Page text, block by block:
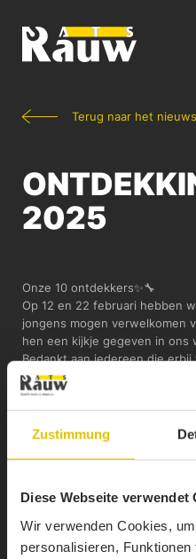
Zustimmung
Diese Webseite verwendet
Wir verwenden Cookies,
personalisieren,
ATS RAUW - BOUW &
Terug naar het nieuws
2025
Onze 10 ontdekkers✨🔧
Op 12 en 22 februari hebben
jongens mogen verwelkomen
hen een kijkje gegeven in ons
Bedankt aan iedereen die
genoten!🙌